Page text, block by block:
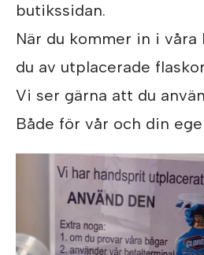
butikssidan.
När du kommer in i
du av utplacerade
Vi ser gärna att du
Både för vår och din